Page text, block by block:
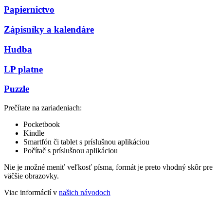
Papiernictvo
Zápisníky a kalendáre
Hudba
LP platne
Puzzle
Prečítate na zariadeniach:
Pocketbook
Kindle
Smartfón či tablet s príslušnou aplikáciou
Počítač s príslušnou aplikáciou
Nie je možné meniť veľkosť písma, formát je preto vhodný skôr pre
väčšie obrazovky.
Viac informácií v našich návodoch